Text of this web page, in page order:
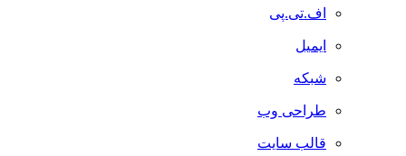
اف.تی.پی
ایمیل
شبکه
طراحی وب
قالب سایت